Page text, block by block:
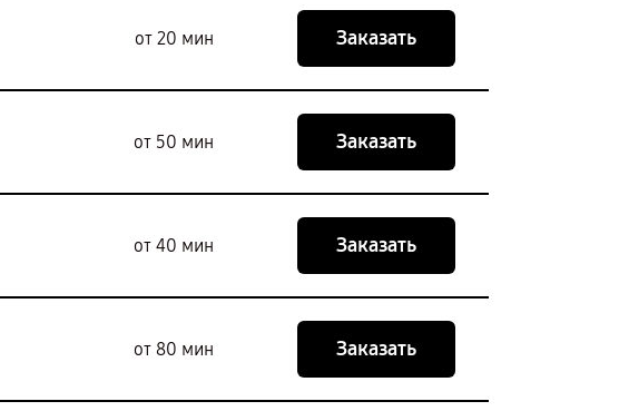
от 20 мин Заказать
от 50 мин Заказать
от 40 мин Заказать
от 80 мин Заказать